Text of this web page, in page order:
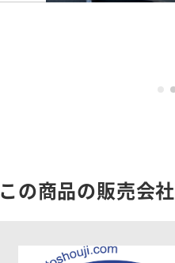
この商品の販売会社